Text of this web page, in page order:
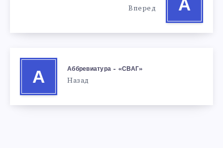
А
Вперед
А
Аббревиатура – «СВАГ»
Назад